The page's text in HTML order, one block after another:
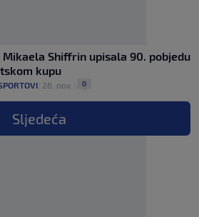
Mikaela Shiffrin upisala 90. pobjedu
kupu
26. nov. 0
Sljedeća